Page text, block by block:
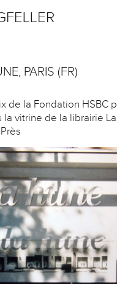
PARIS (FR)
de la Fondation HSBC
vitrine de la librairie